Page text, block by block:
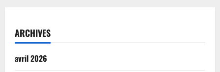
ARCHIVES
avril 2026